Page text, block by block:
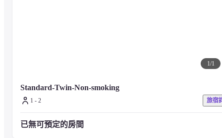
1/1
Standard-Twin-Non-smoking
1 - 2 旅宿
已無可預定的房間